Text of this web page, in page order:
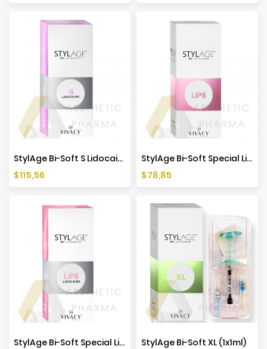
StylAge Bi-Soft S Lidocaine (2x0,8ml)
Cena
$115,56
StylAge Bi-Soft Special Lips (1x1ml)
Cena
$78,85
StylAge Bi-Soft Special Lips Lidocaine (1x1ml)
StylAge Bi-Soft XL (1x1ml)